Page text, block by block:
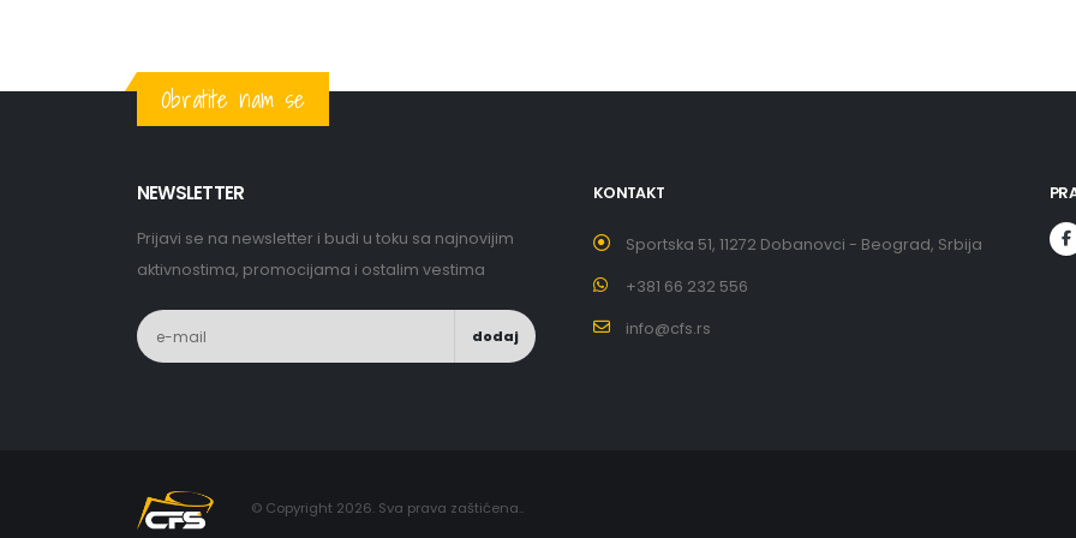
Obratite nam se
NEWSLETTER
Prijavi se na newsletter i budi u toku sa najnovijim
aktivnostima, promocijama i ostalim vestima
dodaj
KONTAKT
Sportska 51, 11272 Dobanovci - Beograd, Srbija
+381 66 232 556
info@cfs.rs
© Copyright 2026. Sva prava zaštićena..